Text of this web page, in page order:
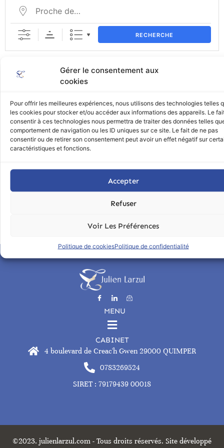
Gérer le consentement aux
cookies
Pour offrir les meilleures expériences, nous utilisons des technologies telles
les cookies pour stocker et/ou accéder aux informations des appareils. Le
consentir à ces technologies nous permettra de traiter des données telles
comportement de navigation ou les ID uniques sur ce site. Le fait de ne pas
consentir ou de retirer son consentement peut avoir un effet négatif sur
caractéristiques et fonctions.
Accepter
Refuser
Voir Les Préférences
Politique de cookiesPolitique de confidentialité
RECHERCHE
Pont Labé
Rue de Mstislav Rostropovitch
Pont L'abbé
MENU
CABINET
4 boulevard de Creac'h Gwen 29000 QUIMPER
0783269524
SIRET : 79179439 00018
©2023. julienlarzul.com - Tous droits réservés. Site développé